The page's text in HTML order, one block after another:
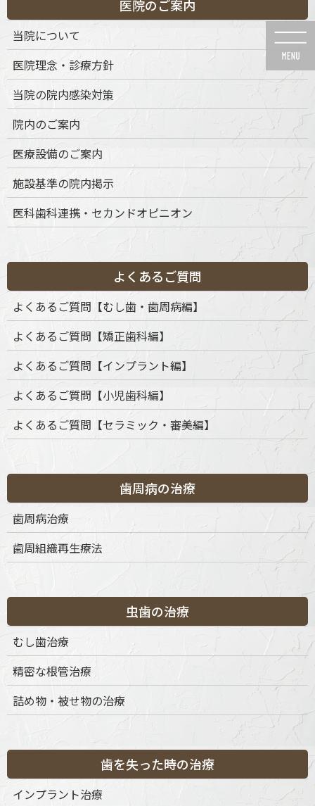
ン
ン
に
動
ビ
ー
ョ
に
動
メディア
HOME メディア microscope2
microscope2
医院のご案内
当院について
医院理念・診療方針
当院の院内感染対策
院内のご案内
医療設備のご案内
施設基準の院内掲示
医科歯科連携・セカンドオピニオン
よくあるご質問
よくあるご質問【むし歯・歯周病編】
よくあるご質問【矯正歯科編】
よくあるご質問【インプラント編】
よくあるご質問【小児歯科編】
よくあるご質問【セラミック・審美編】
歯周病の治療
歯周病治療
歯周組織再生療法
虫歯の治療
むし歯治療
精密な根管治療
詰め物・被せ物の治療
歯を失った時の治療
インプラント治療